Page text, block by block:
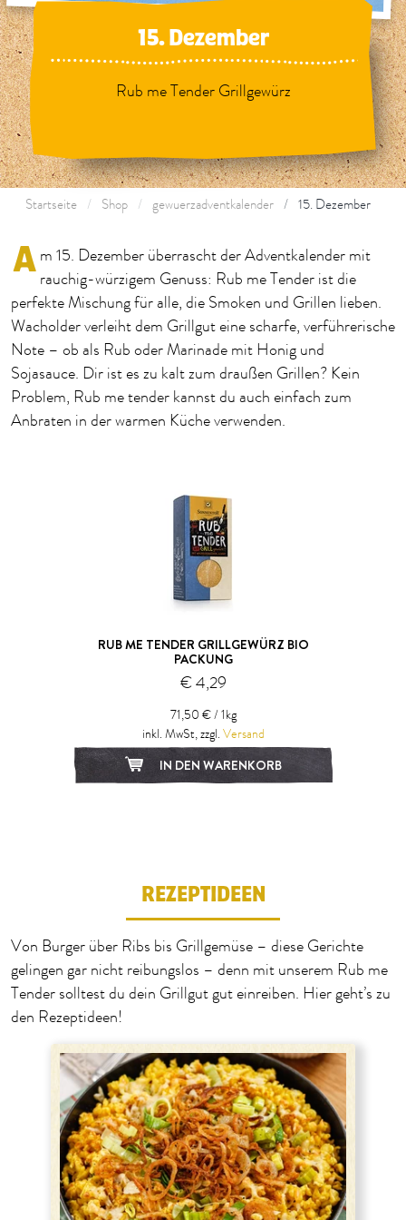
15. Dezember
Rub me Tender Grillgewürz
Startseite Shop gewuerzadventkalender 15. Dezember
A m 15. Dezember überrascht der Adventkalender mit
rauchig-würzigem Genuss: Rub me Tender ist die
perfekte Mischung für alle, die Smoken und Grillen lieben.
Wacholder verleiht dem Grillgut eine scharfe, verführerische
Note – ob als Rub oder Marinade mit Honig und
Sojasauce. Dir ist es zu kalt zum draußen Grillen? Kein
Problem, Rub me tender kannst du auch einfach zum
Anbraten in der warmen Küche verwenden.
RUB ME TENDER GRILLGEWÜRZ BIO
PACKUNG
€ 4,29
71,50 € / 1kg
inkl. MwSt, zzgl. Versand
IN DEN WARENKORB
REZEPTIDEEN
Von Burger über Ribs bis Grillgemüse – diese Gerichte
gelingen gar nicht reibungslos – denn mit unserem Rub me
Tender solltest du dein Grillgut gut einreiben. Hier geht’s zu
den Rezeptideen!